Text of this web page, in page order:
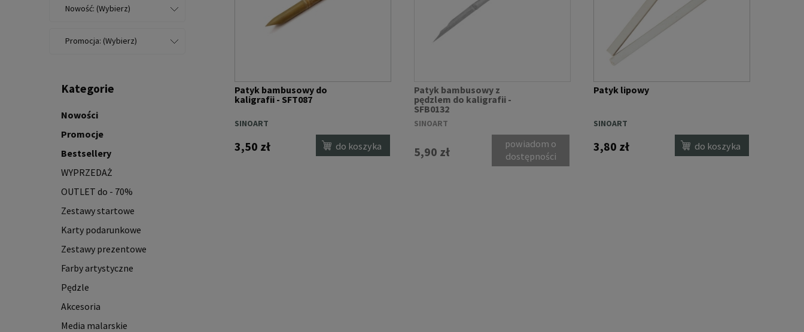
Nowość: (Wybierz)
Promocja: (Wybierz)
Kategorie
Nowości
Promocje
Bestsellery
WYPRZEDAŻ
OUTLET do - 70%
Zestawy startowe
Karty podarunkowe
Zestawy prezentowe
Farby artystyczne
Pędzle
Akcesoria
Media malarskie
Patyk bambusowy do
kaligrafii - SFT087
SINOART
3,50 zł do koszyka
Patyk bambusowy z
pędzlem do kaligrafii -
SFB0132
SINOART
5,90 zł
powiadom o
dostępności
Patyk lipowy
SINOART
3,80 zł do koszyka